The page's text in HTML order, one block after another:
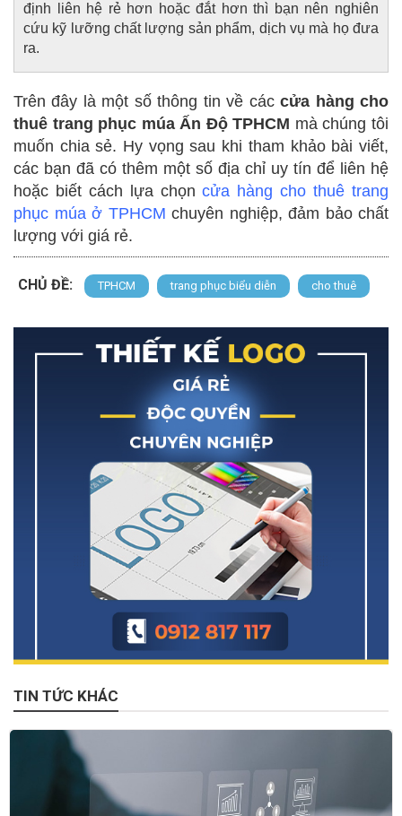
định liên hệ rẻ hơn hoặc đắt hơn thì bạn nên nghiên
cứu kỹ lưỡng chất lượng sản phẩm, dịch vụ mà họ đưa
ra.
Trên đây là một số thông tin về cáccửa hàng cho
thuê trang phục múa Ấn Độ TPHCM mà chúng tôi
muốn chia sẻ. Hy vọng sau khi tham khảo bài viết,
các bạn đã có thêm một số địa chỉ uy tín để liên hệ
hoặc biết cách lựa chọncửa hàng cho thuê trang
phục múa ở TPHCM chuyên nghiệp, đảm bảo chất
lượng với giá rẻ.
CHỦ ĐỀ: TPHCM trang phục biểu diễn cho thuê
TIN TỨC KHÁC